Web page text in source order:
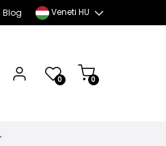
Blog Veneti HU
0 0